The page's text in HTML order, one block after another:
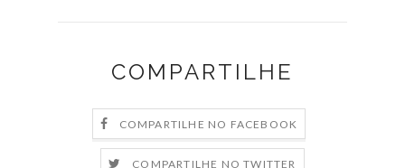
COMPARTILHE
COMPARTILHE NO FACEBOOK
COMPARTILHE NO TWITTER